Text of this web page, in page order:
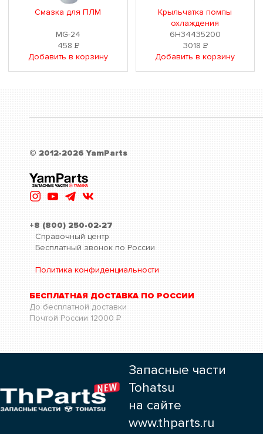
Смазка для ПЛМ
MG-24
458Р
Добавить в корзину
Крыльчатка помпы
охлаждения
6H34435200
3018Р
Добавить в корзину
© 2012-2026 YamParts
+8 (800) 250-02-27
Справочный центр
Бесплатный звонок по России
Политика конфиденциальности
БЕСПЛАТНАЯ ДОСТАВКА ПО РОССИИ
До бесплатной доставки
Почтой России 12000 Р
Запасные части
Tohatsu
на сайте
www.thparts.ru